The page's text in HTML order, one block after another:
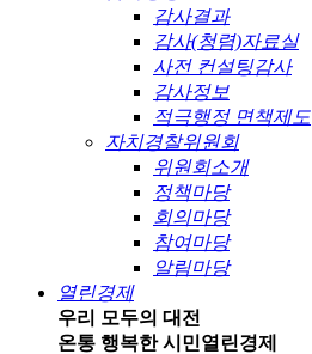
감사결과
감사(청렴)자료실
사전 컨설팅감사
감사정보
적극행정 면책제도
자치경찰위원회
위원회소개
정책마당
회의마당
참여마당
알림마당
열린경제
우리 모두의 대전
온통 행복한 시민열린경제